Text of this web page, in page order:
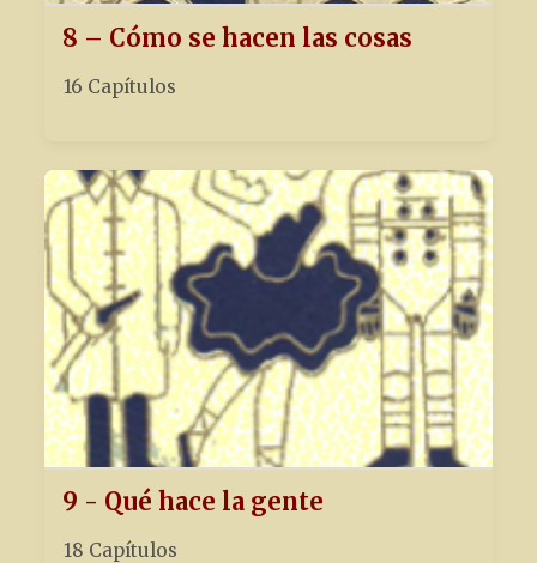
8 – Cómo se hacen las cosas
16 Capítulos
9 - Qué hace la gente
18 Capítulos